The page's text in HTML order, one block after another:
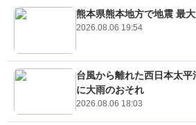
熊本県熊本地方で地震 最
2026.08.06 19:54
台風から離れた西日本太
に大雨のおそれ
2026.08.06 18:03